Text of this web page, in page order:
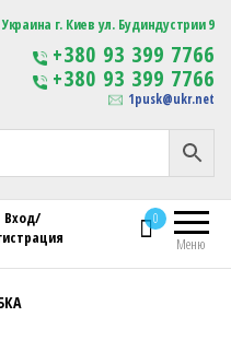
Компания Изготовление
сувенирной продукции
с логотипом
Украина г. Киев ул. Будиндустрии 9
+380 93 399 7766
+380 93 399 7766
1pusk@ukr.net
Меню
0
Вход/
Компания